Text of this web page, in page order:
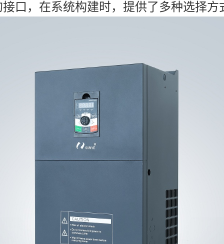
接口，在系统构建时，提供了多种选择方